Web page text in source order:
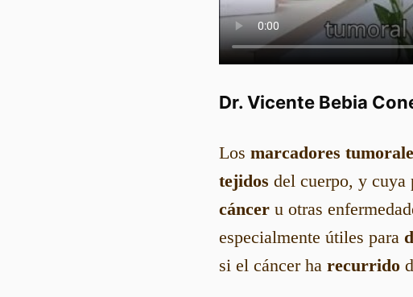
Dr. Vicente Bebia
Los marcadores
tejidos del cuerpo, y cuya
cáncer u otras
especialmente útiles para
si el cáncer ha recurrido